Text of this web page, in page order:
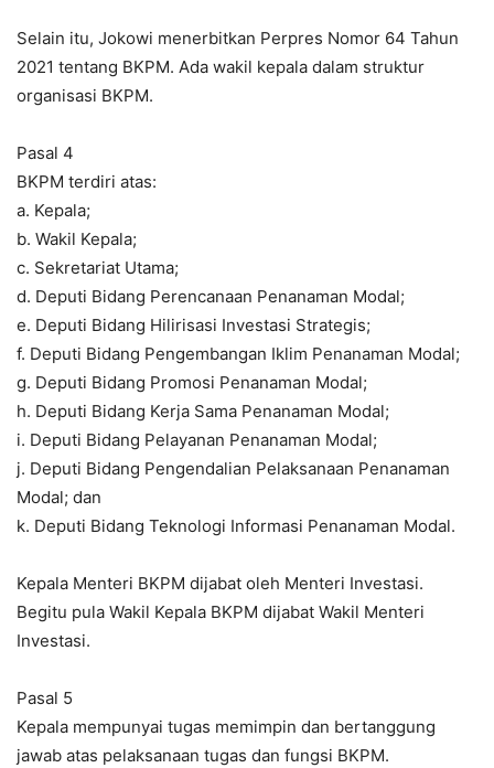
Selain itu, Jokowi menerbitkan Perpres Nomor 64 Tahun
2021 tentang BKPM. Ada wakil kepala dalam struktur
organisasi BKPM.
Pasal 4
BKPM terdiri atas:
a. Kepala;
b. Wakil Kepala;
c. Sekretariat Utama;
d. Deputi Bidang Perencanaan Penanaman Modal;
e. Deputi Bidang Hilirisasi Investasi Strategis;
f. Deputi Bidang Pengembangan Iklim Penanaman Modal;
g. Deputi Bidang Promosi Penanaman Modal;
h. Deputi Bidang Kerja Sama Penanaman Modal;
i. Deputi Bidang Pelayanan Penanaman Modal;
j. Deputi Bidang Pengendalian Pelaksanaan Penanaman
Modal; dan
k. Deputi Bidang Teknologi Informasi Penanaman Modal.
Kepala Menteri BKPM dijabat oleh Menteri Investasi.
Begitu pula Wakil Kepala BKPM dijabat Wakil Menteri
Investasi.
Pasal 5
Kepala mempunyai tugas memimpin dan bertanggung
jawab atas pelaksanaan tugas dan fungsi BKPM.